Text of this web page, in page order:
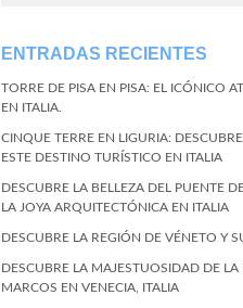
ENTRADAS RECIENTES
TORRE DE PISA EN PISA: EL ICÓNICO
EN ITALIA.
CINQUE TERRE EN LIGURIA:
ESTE DESTINO TURÍSTICO EN ITALIA
DESCUBRE LA BELLEZA DEL PUENTE
LA JOYA ARQUITECTÓNICA EN ITALIA
DESCUBRE LA REGIÓN DE VÉNETO Y
DESCUBRE LA MAJESTUOSIDAD DE LA
MARCOS EN VENECIA, ITALIA